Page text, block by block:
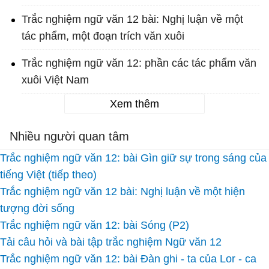
Trắc nghiệm ngữ văn 12 bài: Nghị luận về một
tác phẩm, một đoạn trích văn xuôi
Trắc nghiệm ngữ văn 12: phần các tác phẩm văn
xuôi Việt Nam
Xem thêm
Nhiều người quan tâm
Trắc nghiệm ngữ văn 12: bài Gìn giữ sự trong sáng của
tiếng Việt (tiếp theo)
Trắc nghiệm ngữ văn 12 bài: Nghị luận về một hiện
tượng đời sống
Trắc nghiệm ngữ văn 12: bài Sóng (P2)
Tải câu hỏi và bài tập trắc nghiệm Ngữ văn 12
Trắc nghiệm ngữ văn 12: bài Đàn ghi - ta của Lor - ca